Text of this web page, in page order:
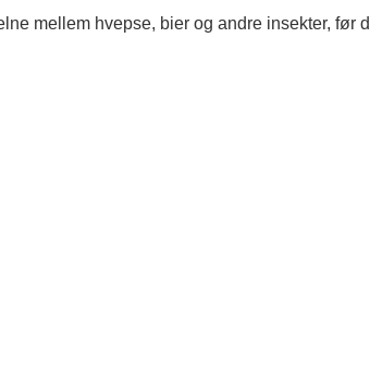
mellem hvepse, bier og andre insekter, før